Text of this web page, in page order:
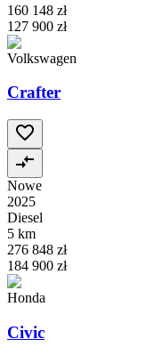
160 148 zł
127 900 zł
Volkswagen
Crafter
Nowe
2025
Diesel
5 km
276 848 zł
184 900 zł
Honda
Civic